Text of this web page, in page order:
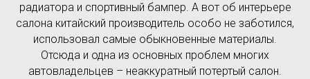
радиатора и спортивный бампер. А вот об интерьере
салона китайский производитель особо не заботился,
использовал самые обыкновенные материалы.
Отсюда и одна из основных проблем многих
автовладельцев – неаккуратный потертый салон.